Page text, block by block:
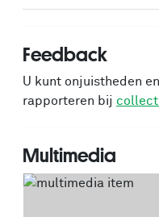
Feedback
U kunt onjuistheden
rapporteren bij
Multimedia